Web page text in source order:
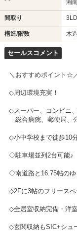
湘
間取り
構造/階数 木
セールスコメント
＼おすすめポイント☆
◇周辺環境充実！
◇スーパー、コンビニ
総合病院、郵便局、
◇小中学校まで徒歩10
◇駐車場並列2台可能♪
◇南道路と16.75帖の
◇2Fに3帖のフリースペ
◇全居室収納完備・洋
◇玄関収納もSIC+シュ